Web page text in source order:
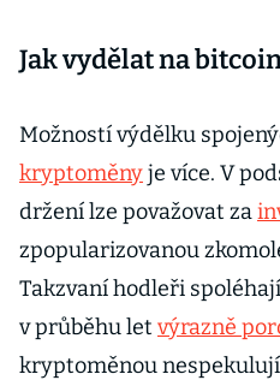
Jak vydělat na
Možností výdělku
kryptoměnyje více. V
držení lze považovat za
zpopularizovanou
Takzvaní hodleři
v průběhu let výrazně
kryptoměnou